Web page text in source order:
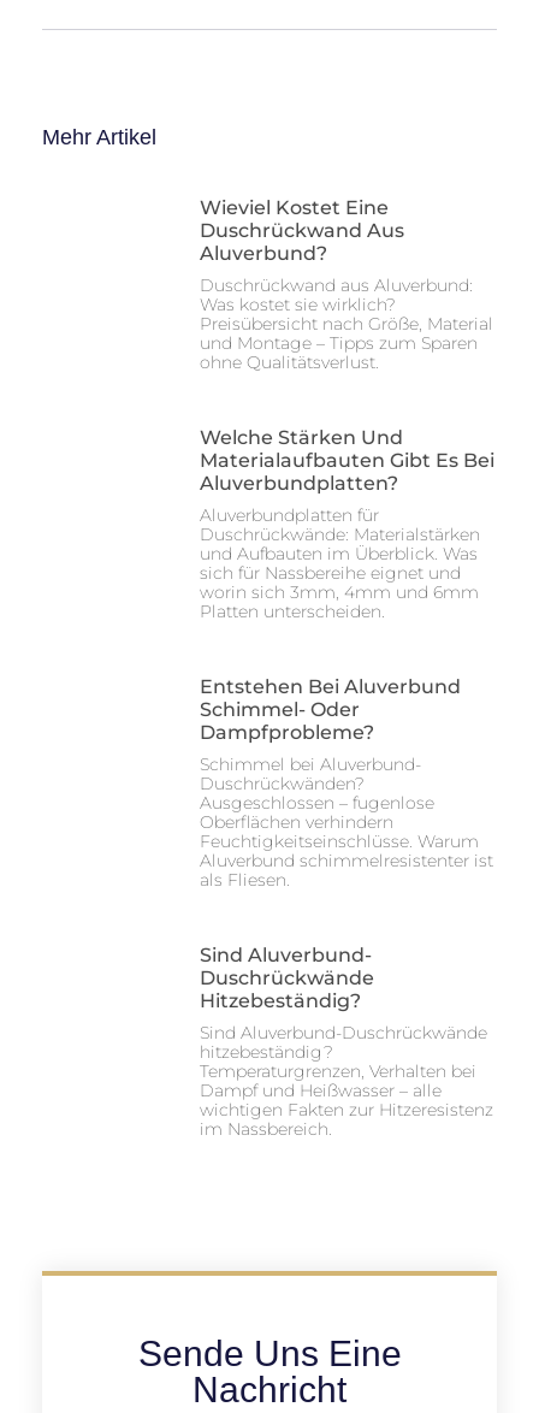
Mehr Artikel
Wieviel Kostet Eine
Duschrückwand Aus
Aluverbund?
Duschrückwand aus Aluverbund:
Was kostet sie wirklich?
Preisübersicht nach Größe, Material
und Montage – Tipps zum Sparen
ohne Qualitätsverlust.
Welche Stärken Und
Materialaufbauten Gibt Es Bei
Aluverbundplatten?
Aluverbundplatten für
Duschrückwände: Materialstärken
und Aufbauten im Überblick. Was
sich für Nassbereihe eignet und
worin sich 3mm, 4mm und 6mm
Platten unterscheiden.
Entstehen Bei Aluverbund
Schimmel- Oder
Dampfprobleme?
Schimmel bei Aluverbund-
Duschrückwänden?
Ausgeschlossen – fugenlose
Oberflächen verhindern
Feuchtigkeitseinschlüsse. Warum
Aluverbund schimmelresistenter ist
als Fliesen.
Sind Aluverbund-
Duschrückwände
Hitzebeständig?
Sind Aluverbund-Duschrückwände
hitzebeständig?
Temperaturgrenzen, Verhalten bei
Dampf und Heißwasser – alle
wichtigen Fakten zur Hitzeresistenz
im Nassbereich.
Sende Uns Eine
Nachricht